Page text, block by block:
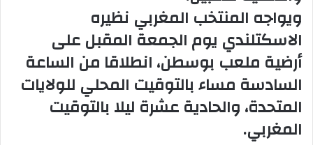
ويواجه المنتخب المغربي نظيره
الاسكتلندي يوم الجمعة المقبل على
أرضية ملعب بوسطن، انطلاقا من الساعة
السادسة مساء بالتوقيت المحلي للولايات
المتحدة، والحادية عشرة ليلا بالتوقيت
المغربي.